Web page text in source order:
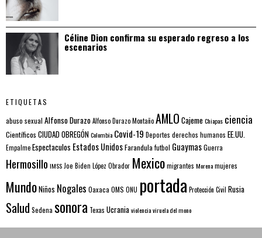
Céline Dion confirma su esperado regreso a los
escenarios
ETIQUETAS
abuso sexual Alfonso DurazoAlfonso Durazo MontañoAMLO CajemeChiapas ciencia
Científicos CIUDAD OBREGÓNColombia Covid-19 Deportes derechos humanos EE.UU.
EmpalmeEspectaculos Estados UnidosFarandulafutbol GuaymasGuerra
Hermosillo IMSSJoe Biden López Obrador Mexicomigrantes Morenamujeres
MundoNiños Nogales Oaxaca OMS ONU portada Protección Civil Rusia
Salud Sedena sonora Texas Ucraniaviolenciaviruela del mono